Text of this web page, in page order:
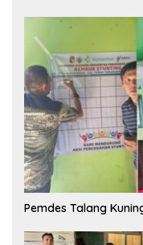
Pemdes Talang